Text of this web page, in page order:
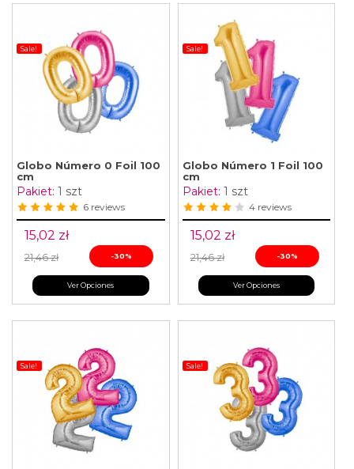
Sale!
Globo Número 0 Foil 100
cm
Pakiet: 1 szt
6 reviews
15,02 zł
21,46 zł -30%
Ver Opciones
Sale!
Globo Número 1 Foil 100
cm
Pakiet: 1 szt
4 reviews
15,02 zł
21,46 zł -30%
Ver Opciones
Sale! Sale!